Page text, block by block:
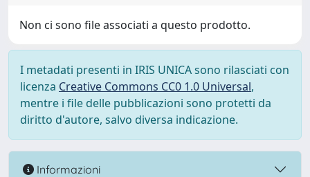
Non ci sono file associati a questo prodotto.
I metadati presenti in IRIS UNICA sono rilasciati con
licenza Creative Commons CC0 1.0 Universal,
mentre i file delle pubblicazioni sono protetti da
diritto d'autore, salvo diversa indicazione.
Informazioni